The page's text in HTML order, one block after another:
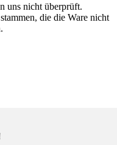
uns nicht überprüft.
die die Ware nicht